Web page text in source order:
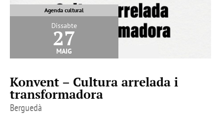
Agenda cultural
Dissabte
27
maig
Konvent – Cultura arrelada i
transformadora
Berguedà